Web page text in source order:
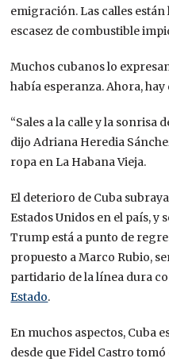
emigración. Las calles están
escasez de combustible
Muchos cubanos lo
había esperanza. Ahora,
“Sales a la calle y la sonrisa
dijo Adriana Heredia
ropa en La Habana Vieja.
El deterioro de Cuba
Estados Unidos en el país, y
Trump está a punto de
propuesto a Marco Rubio,
partidario de la línea dura
Estado.
En muchos aspectos, Cuba
desde que Fidel Castro